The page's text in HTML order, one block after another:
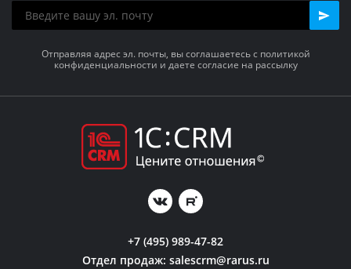
Отправляя адрес эл. почты, вы соглашаетесь с политикой
конфиденциальности и даете согласие на рассылку
+7 (495) 989-47-82
Отдел продаж: salescrm@rarus.ru